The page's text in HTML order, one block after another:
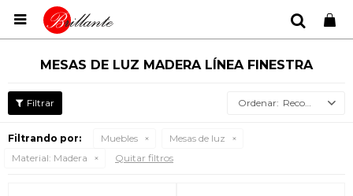

MESAS DE LUZ MADERA LÍNEA FINESTRA
Recomendados
Filtrando por: Muebles
Mesas de luz
Material: Madera Quitar filtros